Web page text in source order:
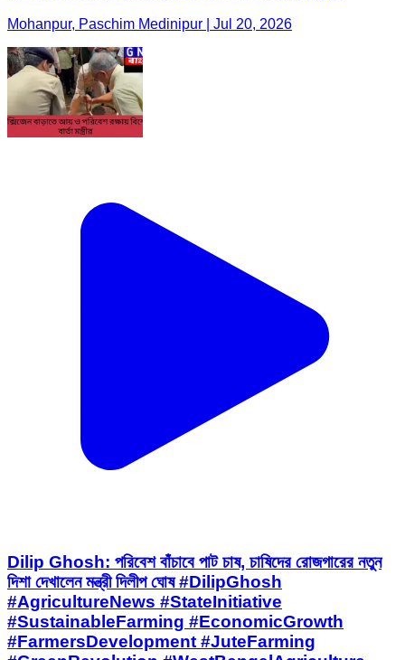
Mohanpur, Paschim Medinipur | Jul 20, 2026
Dilip Ghosh: পরিবেশ বাঁচাবে পাট চাষ, চাষিদের রোজগারের নতুন
দিশা দেখালেন মন্ত্রী দিলীপ ঘোষ #DilipGhosh
#AgricultureNews #StateInitiative
#SustainableFarming #EconomicGrowth
#FarmersDevelopment #JuteFarming